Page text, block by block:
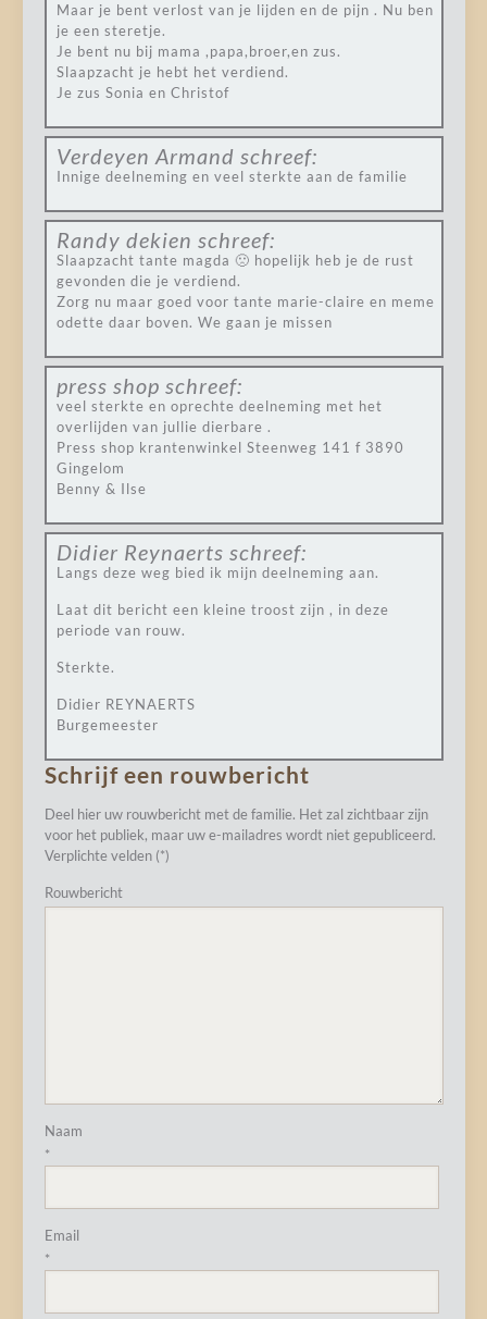
Maar je bent verlost van je lijden en de pijn . Nu ben
je een steretje.
Je bent nu bij mama ,papa,broer,en zus.
Slaapzacht je hebt het verdiend.
Je zus Sonia en Christof
Verdeyen Armand schreef:
Innige deelneming en veel sterkte aan de familie
Randy dekien schreef:
Slaapzacht tante magda 🙁 hopelijk heb je de rust
gevonden die je verdiend.
Zorg nu maar goed voor tante marie-claire en meme
odette daar boven. We gaan je missen
press shop schreef:
veel sterkte en oprechte deelneming met het
overlijden van jullie dierbare .
Press shop krantenwinkel Steenweg 141 f 3890
Gingelom
Benny & Ilse
Didier Reynaerts schreef:
Langs deze weg bied ik mijn deelneming aan.
Laat dit bericht een kleine troost zijn , in deze
periode van rouw.
Sterkte.
Didier REYNAERTS
Burgemeester
Schrijf een rouwbericht
Deel hier uw rouwbericht met de familie. Het zal zichtbaar zijn
voor het publiek, maar uw e-mailadres wordt niet gepubliceerd.
Verplichte velden (*)
Rouwbericht
Naam
*
Email
*